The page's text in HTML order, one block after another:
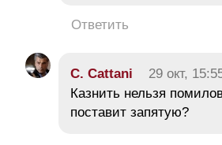
Ответить
C. Cattani 29 окт,
Казнить нельзя
поставит запятую?